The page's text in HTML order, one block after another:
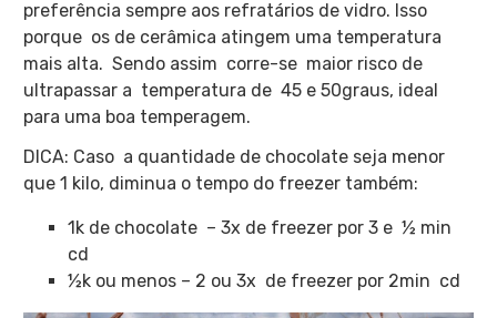
preferência sempre aos refratários de vidro. Isso
porque os de cerâmica atingem uma temperatura
mais alta. Sendo assim corre-se maior risco de
ultrapassar a temperatura de 45 e 50graus, ideal
para uma boa temperagem.
DICA: Caso a quantidade de chocolate seja menor
que 1 kilo, diminua o tempo do freezer também:
1k de chocolate – 3x de freezer por 3 e ½ min
cd
½k ou menos – 2 ou 3x de freezer por 2min cd